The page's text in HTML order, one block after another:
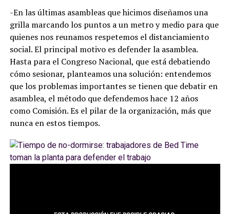
-En las últimas asambleas que hicimos diseñamos una
grilla marcando los puntos a un metro y medio para que
quienes nos reunamos respetemos el distanciamiento
social. El principal motivo es defender la asamblea.
Hasta para el Congreso Nacional, que está debatiendo
cómo sesionar, planteamos una solución: entendemos
que los problemas importantes se tienen que debatir en
asamblea, el método que defendemos hace 12 años
como Comisión. Es el pilar de la organización, más que
nunca en estos tiempos.